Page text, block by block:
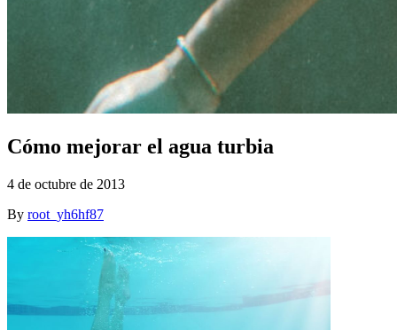
Cómo mejorar el agua turbia
4 de octubre de 2013
By root_yh6hf87